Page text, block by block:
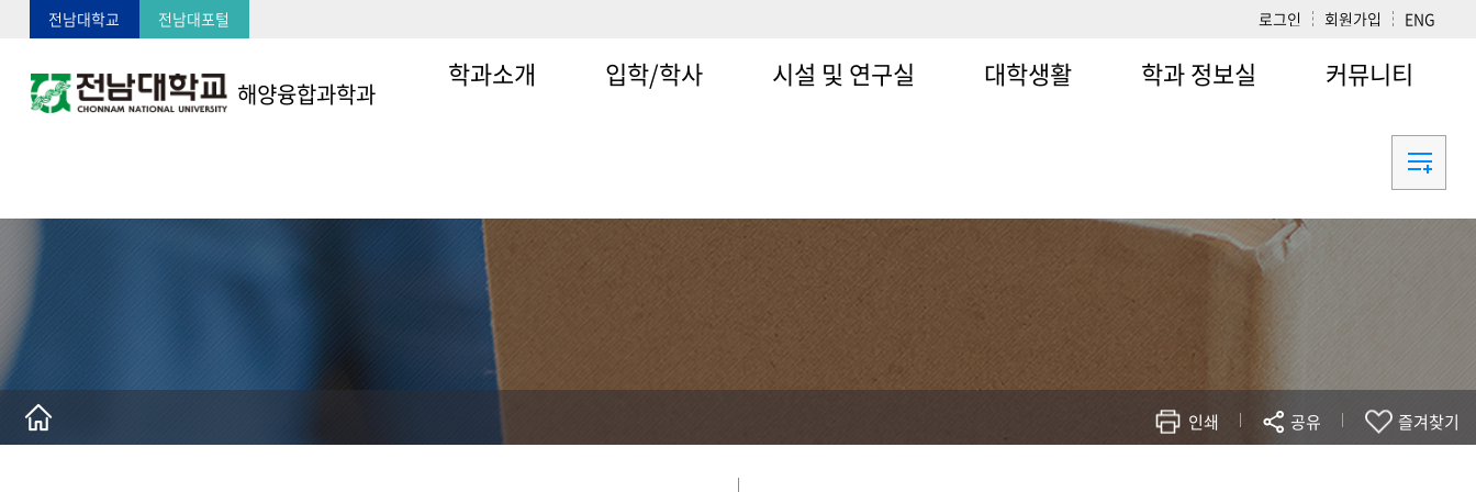
전남대학교 전남대포털 로그인 회원가입 ENG
해양융합과학과
학과소개
오시는 길
입학/학사 시설 및 연구실
환경생태독성학실험실
식물플랑크톤생태학실험실
대학생활
캠퍼스안내
동아리목록
취업정보
학과 정보실
수업
종합서비스센터
커뮤니티
자유게시판
인쇄 공유 즐겨찾기